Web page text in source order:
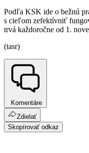
Podľa KSK ide o bežnú
s cieľom zefektívniť
trvá každoročne od 1.
(tasr)
Komentáre
Zdielať
Skopírovať odkaz